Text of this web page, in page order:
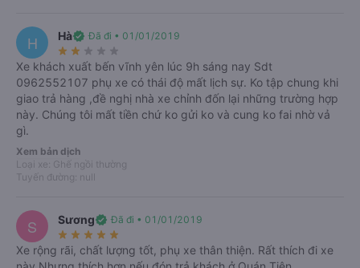
Hãy thử xem các ngày gần hơn nhé
H Hàverified Đã đi • 01/01/2019
star_rate star_rate star_rate star_rate star_rate
Xe khách xuất bến vĩnh yên lúc 9h sáng nay Sdt
0962552107 phụ xe có thái độ mất lịch sự. Ko tập chung khi
giao trả hàng ,đề nghị nhà xe chỉnh đốn lại những trường hợp
này. Chúng tôi mất tiền chứ ko gửi ko và cung ko fai nhờ vả
gì.
Xem bản dịch
Loại xe: Ghế ngồi thường
Tuyến đường: null
S Sươngverified Đã đi • 01/01/2019
star_rate star_rate star_rate star_rate star_rate
Xe rộng rãi, chất lượng tốt, phụ xe thân thiện. Rất thích đi xe